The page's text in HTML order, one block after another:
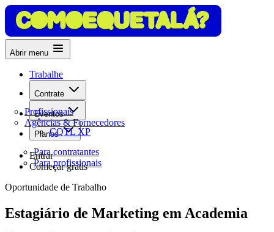
Abrir menu
Trabalhe
Contrate
Profissionais
Agências & Fornecedores
Eventos
CQTL XP
Planos
Para contratantes
Para profissionais
Entrar
Começar grátis
Oportunidade de Trabalho
Estagiário de Marketing em Academia